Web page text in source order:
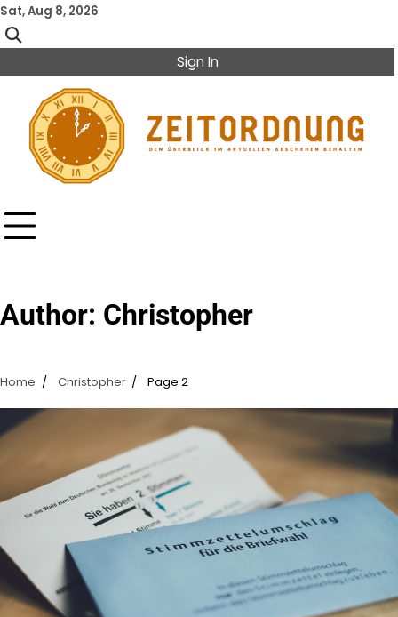
Skip
to
content
Sat, Aug 8, 2026
Sign In
Author: Christopher
Home Christopher Page 2